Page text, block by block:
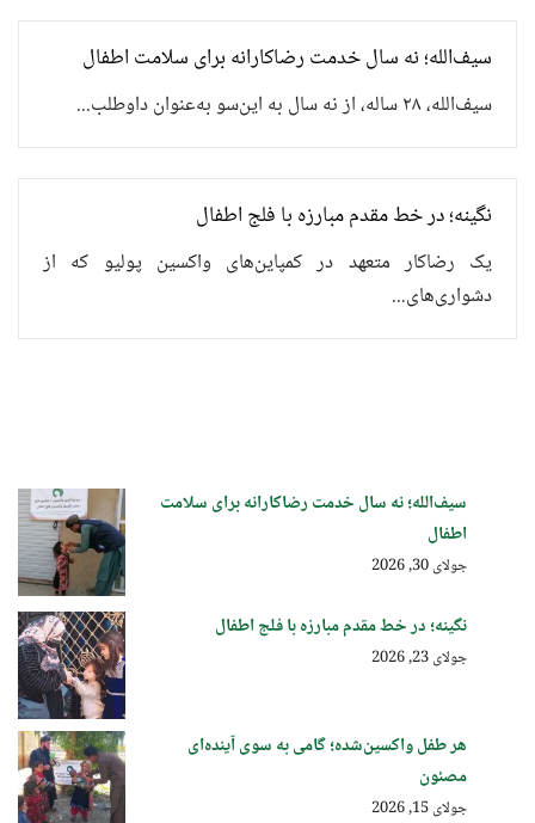
سیف‌الله؛ نه سال خدمت رضاکارانه برای سلامت اطفال
سیف‌الله، ۲۸ ساله، از نه سال به این‌سو به‌عنوان داوطلب...
نگینه؛ در خط مقدم مبارزه با فلج اطفال
یک رضاکار متعهد در کمپاین‌های واکسین پولیو که از
دشواری‌های...
سیف‌الله؛ نه سال خدمت رضاکارانه برای سلامت
اطفال
جولای 30, 2026
نگینه؛ در خط مقدم مبارزه با فلج اطفال
جولای 23, 2026
هر طفل واکسین‌شده؛ گامی به سوی آینده‌ای
مصئون
جولای 15, 2026